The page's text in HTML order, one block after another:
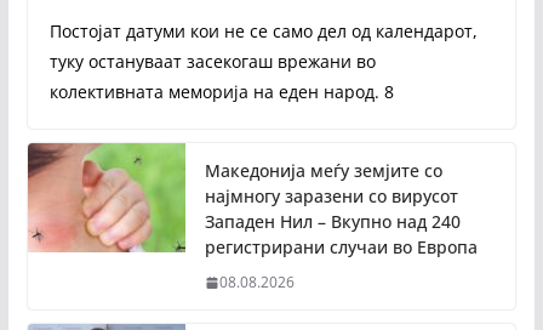
Постојат датуми кои не се само дел од календарот,
туку остануваат засекогаш врежани во
колективната меморија на еден народ. 8
Македонија меѓу земјите со
најмногу заразени со вирусот
Западен Нил – Вкупно над 240
регистрирани случаи во Европа
08.08.2026